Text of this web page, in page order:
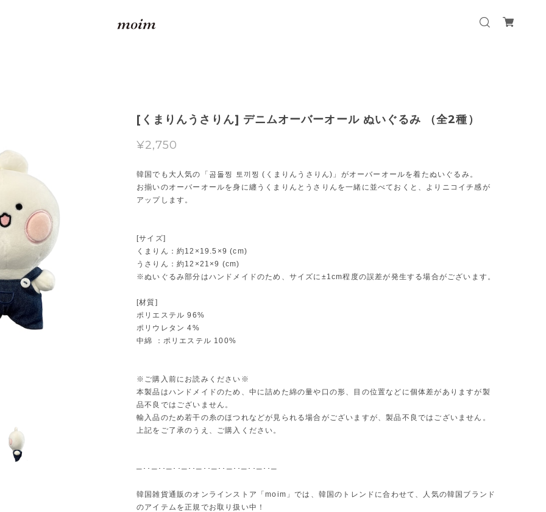
[くまりんうさりん] デニムオーバーオール ぬいぐるみ （全2種）
¥2,750
韓国でも大人気の「곰돌찡 토끼찡 (くまりんうさりん)」がオーバーオールを着たぬいぐるみ。
お揃いのオーバーオールを身に纏うくまりんとうさりんを一緒に並べておくと、よりニコイチ感が
アップします。
[サイズ]
くまりん：約12×19.5×9 (cm)
うさりん：約12×21×9 (cm)
※ぬいぐるみ部分はハンドメイドのため、サイズに±1cm程度の誤差が発生する場合がございます。
[材質]
ポリエステル 96%
ポリウレタン 4%
中綿 ：ポリエステル 100%
※ご購入前にお読みください※
本製品はハンドメイドのため、中に詰めた綿の量や口の形、目の位置などに個体差がありますが製
品不良ではございません。
輸入品のため若干の糸のほつれなどが見られる場合がございますが、製品不良ではございません。
上記をご了承のうえ、ご購入ください。
─･･─･･─･･─･･─･･─･･─･･─･･─･･─
韓国雑貨通販のオンラインストア「moim」では、韓国のトレンドに合わせて、人気の韓国ブランド
のアイテムを正規でお取り扱い中！